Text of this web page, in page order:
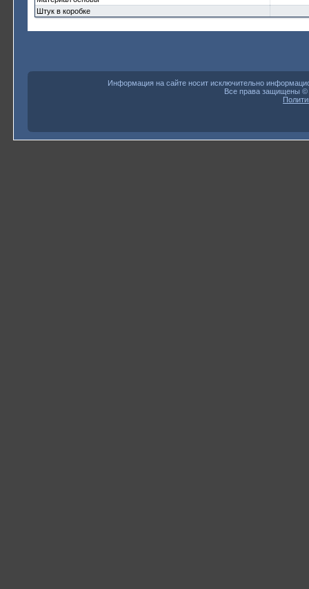
Штук в коробке
Информация на сайте носит исключительно
Все права защищены ©